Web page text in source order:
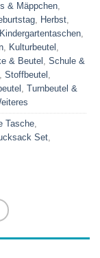
& Mäppchen,
, Herbst,
Kindergartentaschen,
, Kulturbeutel ,
& Beutel , Schule &
, Stoffbeutel ,
, Turnbeutel &
Tasche,
Set,